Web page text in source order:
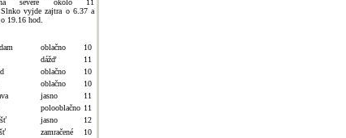
severe okolo 11
vyjde zajtra o 6.37 a
o 19.16 hod.
oblačno
10
dážď
11
oblačno
10
oblačno
10
jasno
11
polooblačno 11
jasno
12
zamračené
10